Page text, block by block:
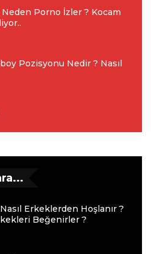
Porno İzler ? Kocam
Pozisyonu Nedir ? Nasıl
Erkeklerden Hoşlanır ?
Beğenirler ?